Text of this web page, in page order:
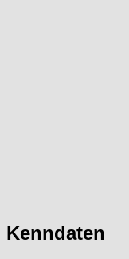
Kenndaten